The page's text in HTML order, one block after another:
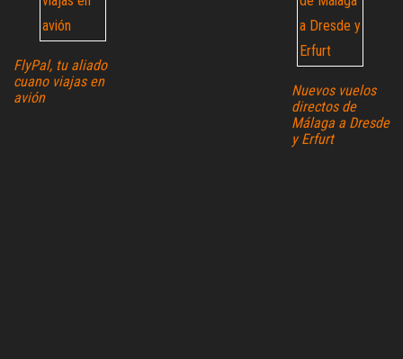
FlyPal, tu aliado
cuano viajas en
avión
Nuevos vuelos
directos de
Málaga a Dresde
y Erfurt